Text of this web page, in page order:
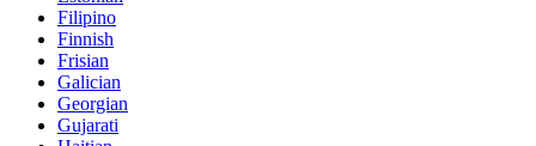
Filipino
Finnish
Frisian
Galician
Georgian
Gujarati